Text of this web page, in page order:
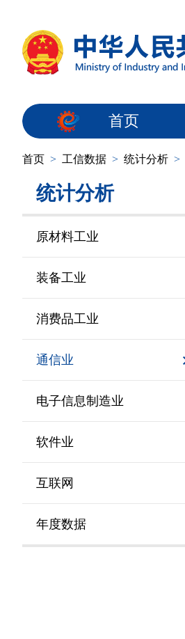
首页
首页 > 工信数据 > 统计分析 >
统计分析
原材料工业
装备工业
消费品工业
通信业
电子信息制造业
软件业
互联网
年度数据